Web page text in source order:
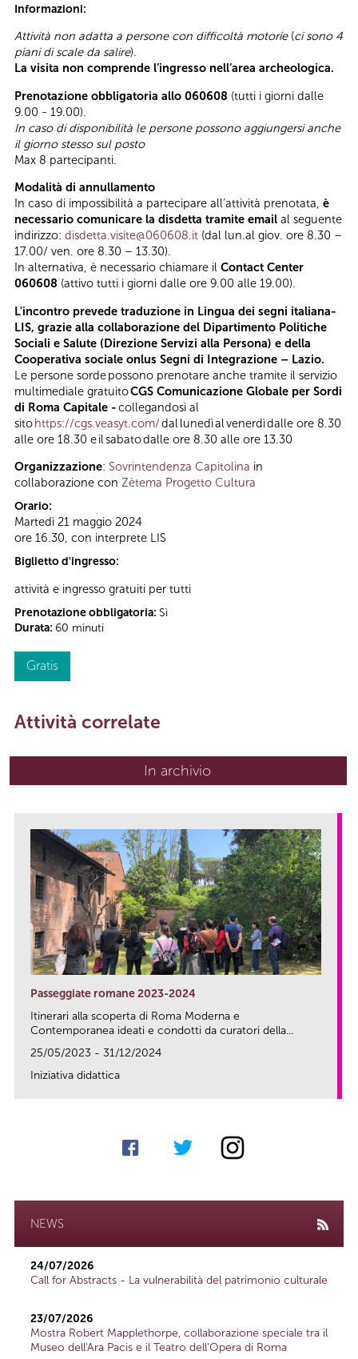
Informazioni:
Attività non adatta a persone con difficoltà motorie(ci sono 4
piani di scale da salire).
La visita non comprende l’ingresso nell’area archeologica.
Prenotazione obbligatoria allo 060608 (tutti i giorni dalle
9.00 - 19.00).
In caso di disponibilità le persone possono aggiungersi anche
il giorno stesso sul posto
Max 8 partecipanti.
Modalità di annullamento
In caso di impossibilità a partecipare all’attività prenotata, è
necessario comunicare la disdetta tramite email al seguente
indirizzo: disdetta.visite@060608.it (dal lun.al giov. ore 8.30 –
17.00/ ven. ore 8.30 – 13.30).
In alternativa, è necessario chiamare il Contact Center
060608 (attivo tutti i giorni dalle ore 9.00 alle 19.00).
L'incontro prevede traduzione in Lingua dei segni italiana-
LIS, grazie alla collaborazione del Dipartimento Politiche
Sociali e Salute (Direzione Servizi alla Persona) e della
Cooperativa sociale onlus Segni di Integrazione – Lazio.
Le persone sorde possono prenotare anche tramite il servizio
multimediale gratuitoCGS Comunicazione Globale per Sordi
di Roma Capitale -collegandosi al
sitohttps://cgs.veasyt.com/dal lunedì al venerdì dalle ore 8.30
alle ore 18.30 e il sabato dalle ore 8.30 alle ore 13.30
Organizzazione: Sovrintendenza Capitolina in
collaborazione con Zètema Progetto Cultura
Orario:
Martedì 21 maggio 2024
ore 16.30, con interprete LIS
Biglietto d'ingresso:
attività e ingresso gratuiti per tutti
Prenotazione obbligatoria: Sì
Durata: 60 minuti
Gratis
Attività correlate
In archivio
Passeggiate romane 2023-2024
Itinerari alla scoperta di Roma Moderna e
Contemporanea ideati e condotti da curatori della...
25/05/2023 - 31/12/2024
Iniziativa didattica
NEWS
24/07/2026
Call for Abstracts - La vulnerabilità del patrimonio culturale
23/07/2026
Mostra Robert Mapplethorpe, collaborazione speciale tra il
Museo dell'Ara Pacis e il Teatro dell'Opera di Roma